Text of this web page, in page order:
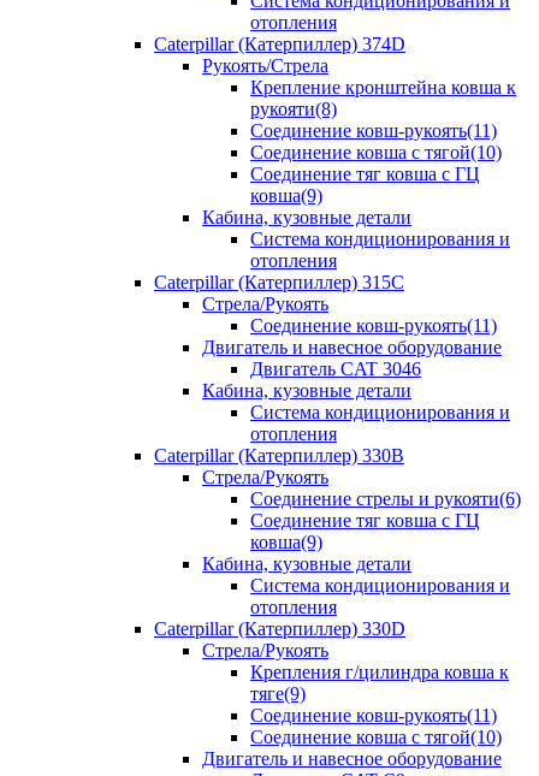
отопления
Caterpillar (Катерпиллер) 374D
Рукоять/Стрела
Крепление кронштейна ковша к
рукояти(8)
Соединение ковш-рукоять(11)
Соединение ковша с тягой(10)
Соединение тяг ковша с ГЦ
ковша(9)
Кабина, кузовные детали
Система кондиционирования и
отопления
Caterpillar (Катерпиллер) 315C
Стрела/Рукоять
Соединение ковш-рукоять(11)
Двигатель и навесное оборудование
Двигатель CAT 3046
Кабина, кузовные детали
Система кондиционирования и
отопления
Caterpillar (Катерпиллер) 330B
Стрела/Рукоять
Соединение стрелы и рукояти(6)
Соединение тяг ковша с ГЦ
ковша(9)
Кабина, кузовные детали
Система кондиционирования и
отопления
Caterpillar (Катерпиллер) 330D
Стрела/Рукоять
Крепления г/цилиндра ковша к
тяге(9)
Соединение ковш-рукоять(11)
Соединение ковша с тягой(10)
Двигатель и навесное оборудование